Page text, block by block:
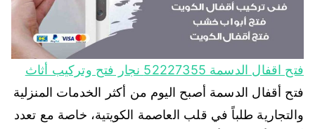
فتح اقفال الدسمة 52227355 نجار فتح وتركيب أثاث
فتح أقفال الدسمة أصبح اليوم من أكثر الخدمات المنزلية
والتجارية طلباً في قلب العاصمة الكويتية، خاصة مع تعدد